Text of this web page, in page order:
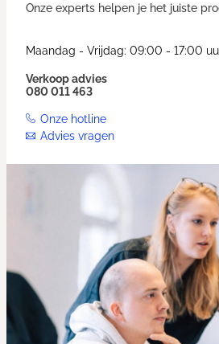
Onze experts helpen je het juiste
Maandag - Vrijdag: 09:00 - 17:00
Verkoop advies
080 011 463
Onze hotline
Advies vragen